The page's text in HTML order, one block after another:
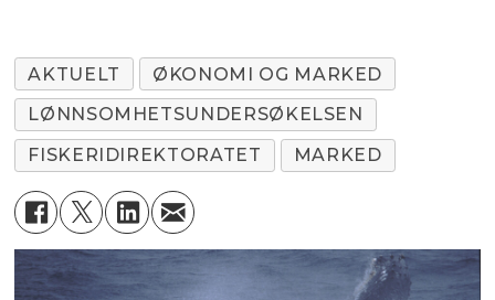
AKTUELT
ØKONOMI OG MARKED
LØNNSOMHETSUNDERSØKELSEN
FISKERIDIREKTORATET
MARKED